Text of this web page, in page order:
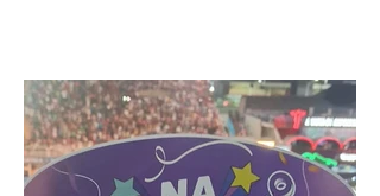
comparação com a primeira prévia,
divulgada no dia 15 de janeiro, houve
um crescimento de 13,24% (estava em
73,91%). Entre as regiões mais